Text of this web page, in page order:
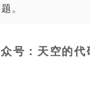
。
号：天空的代